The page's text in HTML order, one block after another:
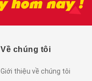
Về chúng tôi
Giới thiệu về chúng tôi